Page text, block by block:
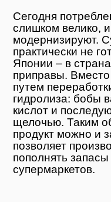
Сегодня
слишком велико,
модернизируют.
практически не
Японии – в
приправы. Вместо
путем
гидролиза: бобы
кислот и
щелочью. Таким
продукт можно и
позволяет
пополнять
супермаркетов.